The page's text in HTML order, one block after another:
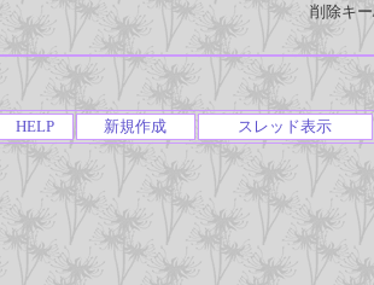
削除キ
HELP 新規作成 スレッド表示